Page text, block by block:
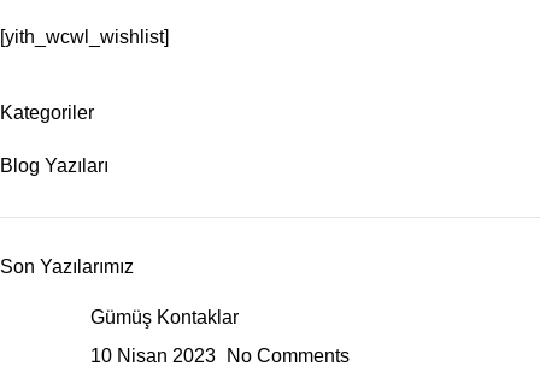
[yith_wcwl_wishlist]
Kategoriler
Blog Yazıları
Son Yazılarımız
Gümüş Kontaklar
10 Nisan 2023
No Comments